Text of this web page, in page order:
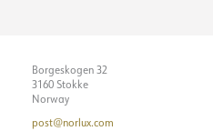
Borgeskogen 32
3160 Stokke
Norway
post@norlux.com